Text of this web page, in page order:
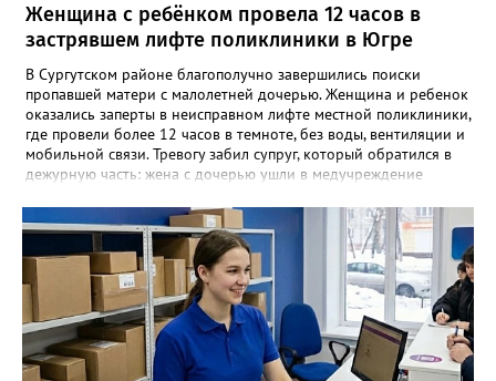
Женщина с ребёнком провела 12 часов в
застрявшем лифте поликлиники в Югре
В Сургутском районе благополучно завершились поиски
пропавшей матери с малолетней дочерью. Женщина и ребенок
оказались заперты в неисправном лифте местной поликлиники,
где провели более 12 часов в темноте, без воды, вентиляции и
мобильной связи. Тревогу забил супруг, который обратился в
дежурную часть: жена с дочерью ушли в медучреждение
на место стражи порядка быстро обнаружили автомобиль
семьи на парковке.Изучение записей камер видеонаблюдения
подтвердило: мать с ребенком зашли в здание, но обратно не
выходили. Во время тщательного обследования помещений
сотрудница полиции услышала тихие голоса, доносившиеся из
лифтовой зоны. Выяснилось, что посетители оказались в
ловушке из-за внезапной поломки подъемника, а из-за
отсутствия сети не могли позвонить в экстренные службы.
Попытки полицейских самостоятельно открыть двери успехом